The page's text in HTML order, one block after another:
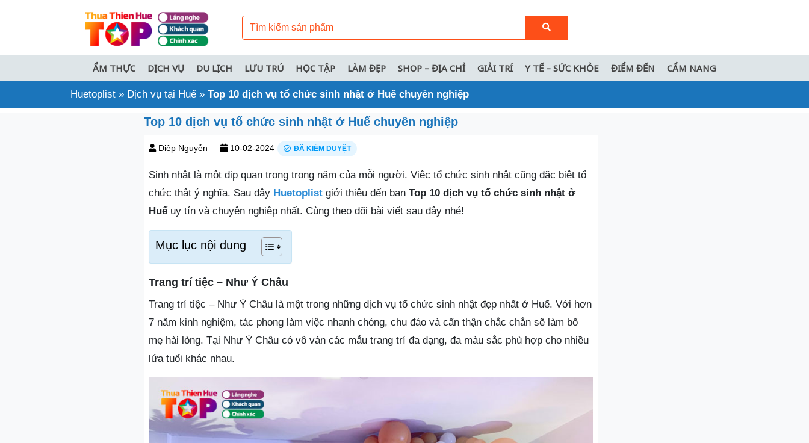
ẨM THỰC DỊCH VỤ DU LỊCH LƯU TRÚ HỌC TẬP LÀM ĐẸP SHOP – ĐỊA CHỈ GIẢI TRÍ Y TẾ – SỨC KHỎE ĐIỂM ĐẾN CẨM NANG
Huetoplist » Dịch vụ tại Huế » Top 10 dịch vụ tổ chức sinh nhật ở Huế chuyên nghiệp
Top 10 dịch vụ tổ chức sinh nhật ở Huế chuyên nghiệp
Diệp Nguyễn 10-02-2024 ĐÃ KIỂM DUYỆT
Sinh nhật là một dịp quan trọng trong năm của mỗi người. Việc tổ chức sinh nhật cũng đặc biệt tổ
chức thật ý nghĩa. Sau đây Huetoplist giới thiệu đến bạn Top 10 dịch vụ tổ chức sinh nhật ở
Huếuy tín và chuyên nghiệp nhất. Cùng theo dõi bài viết sau đây nhé!
Mục lục nội dung
Trang trí tiệc – Như Ý Châu
Trang trí tiệc – Như Ý Châu là một trong những dịch vụ tổ chức sinh nhật đẹp nhất ở Huế. Với hơn
7 năm kinh nghiệm, tác phong làm việc nhanh chóng, chu đáo và cẩn thận chắc chắn sẽ làm bố
mẹ hài lòng. Tại Như Ý Châu có vô vàn các mẫu trang trí đa dạng, đa màu sắc phù hợp cho nhiều
lứa tuổi khác nhau.